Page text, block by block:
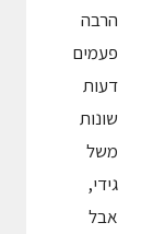
הרבה
פעמים
דעות
שונות
משל
גידי,
אבל